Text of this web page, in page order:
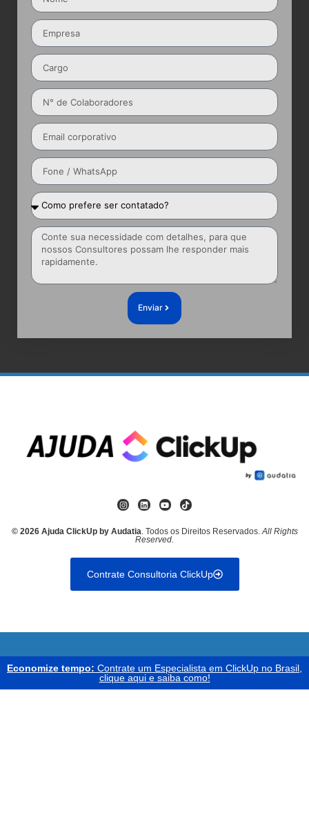
Enviar
© 2026 Ajuda ClickUp by Audatia . Todos os Direitos Reservados. All Rights
Reserved.
Contrate Consultoria ClickUp
Economize tempo: Contrate um Especialista em ClickUp no Brasil,
clique aqui e saiba como!